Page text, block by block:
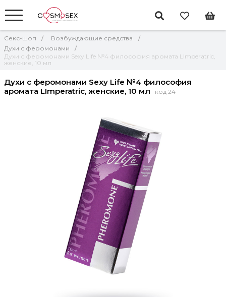
Секс-шоп
Возбуждающие средства
Духи с феромонами
Духи с феромонами Sexy Life №4 философия аромата LImperatric,
женские, 10 мл
Духи с феромонами Sexy Life №4 философия
аромата LImperatric, женские, 10 мл
код 24